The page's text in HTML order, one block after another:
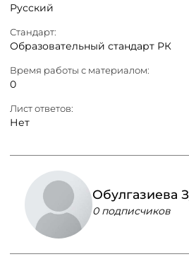
Русский
Стандарт:
Образовательный стандарт РК
Время работы с материалом:
0
Лист ответов:
Нет
Обулгазиева
0 подписчиков